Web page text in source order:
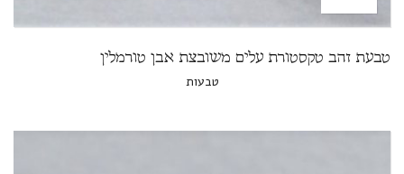
טבעת זהב טקסטורת עלים משובצת אבן טורמלין
טבעות